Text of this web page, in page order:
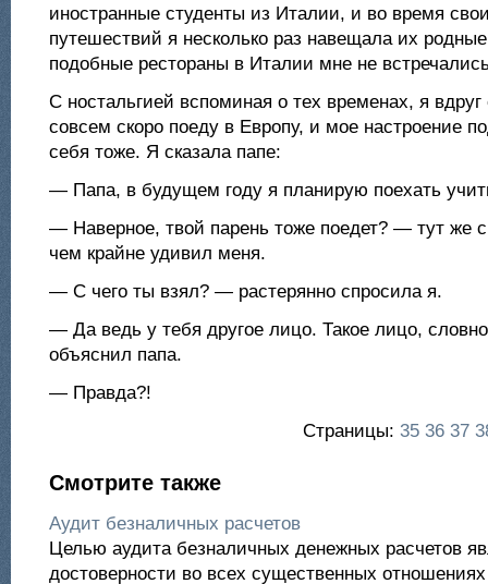
иностранные студенты из Италии, и во время
путешествий я несколько раз навещала их
подобные рестораны в Италии мне не
С ностальгией вспоминая о тех временах, я вдруг
совсем скоро поеду в Европу, и мое настроение
себя тоже. Я сказала папе:
— Папа, в будущем году я планирую поехать
— Наверное, твой парень тоже поедет? — тут же
чем крайне удивил меня.
— С чего ты взял? — растерянно спросила я.
— Да ведь у тебя другое лицо. Такое лицо,
объяснил папа.
— Правда?!
Страницы: 35 36 37
Смотрите также
Аудит безналичных расчетов
Целью аудита безналичных денежных расчетов
достоверности во всех существенных